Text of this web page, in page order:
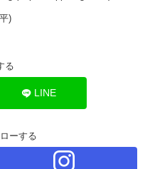
)
る
LINE
ーする